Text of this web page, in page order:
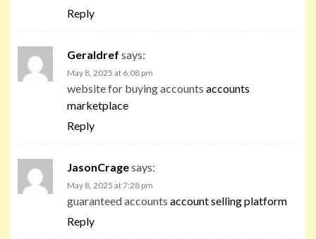
Reply
Geraldref says:
May 8, 2025 at 6:08 pm
website for buying accounts accounts
marketplace
Reply
JasonCragesays:
May 8, 2025 at 7:28 pm
guaranteed accounts account selling platform
Reply